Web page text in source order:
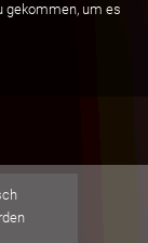
gekommen, um es